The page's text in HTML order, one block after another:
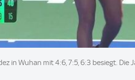
in Wuhan mit 4:6, 7:5, 6:3 besiegt.